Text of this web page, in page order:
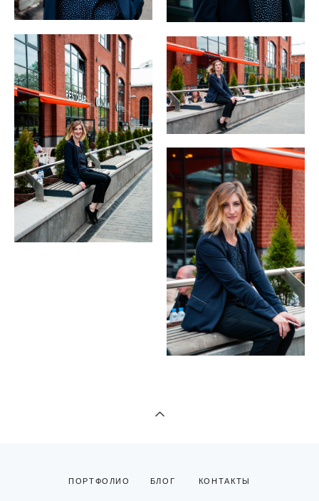
ПОРТФОЛИО БЛОГ КОНТАКТЫ